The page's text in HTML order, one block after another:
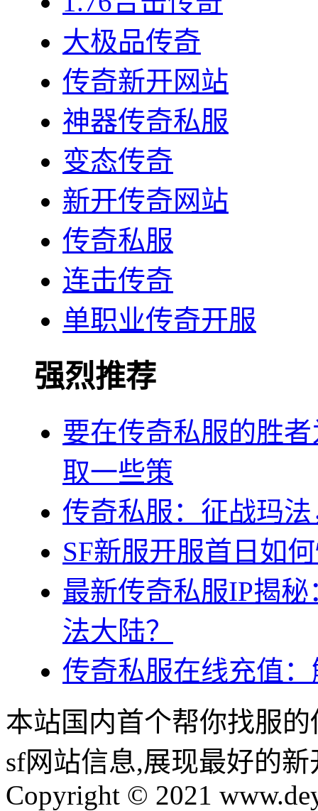
大极品传奇
传奇新开网站
神器传奇私服
变态传奇
新开传奇网站
传奇私服
连击传奇
单职业传奇开服
强烈推荐
要在传奇私服的胜
取一些策
传奇私服：征战玛
SF新服开服首日如
最新传奇私服IP揭
法大陆？
传奇私服在线充值
本站国内首个帮你找服
sf网站信息,展现最好的
Copyright © 2021